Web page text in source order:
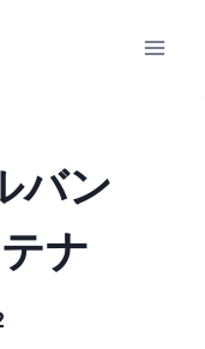
バン
ナ